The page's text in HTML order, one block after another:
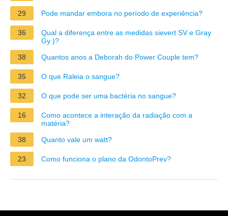
29 Pode mandar embora no período de experiência?
36
Qual a diferença entre as medidas sievert SV e Gray
Gy )?
38
Quantos anos a Deborah do Power Couple tem?
35 O que Raleia o sangue?
32 O que pode ser uma bactéria no sangue?
16
Como acontece a interação da radiação com a
matéria?
38
Quanto vale um watt?
23 Como funciona o plano da OdontoPrev?